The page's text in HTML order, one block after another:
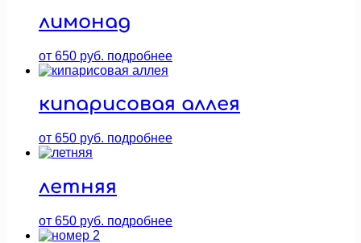
лимонад
от 650 руб. подробнее
кипарисовая аллея
от 650 руб. подробнее
летняя
от 650 руб. подробнее